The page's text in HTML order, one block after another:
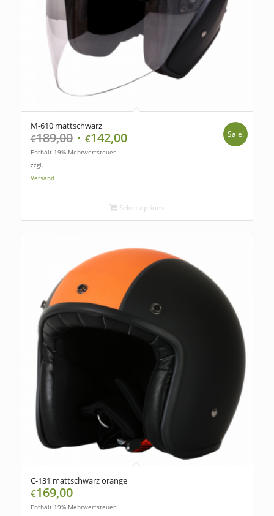
M-610 mattschwarz
€189,00 €142,00
Enthält 19% Mehrwertsteuer
zzgl.
Versand
Sale!
Select options
C-131 mattschwarz orange
€169,00
Enthält 19% Mehrwertsteuer